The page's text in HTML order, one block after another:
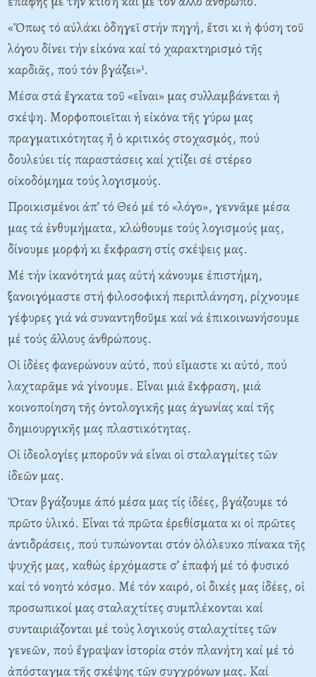
«Ὅπως τό αὐλάκι ὁδηγεῖ στήν πηγή, ἔτσι κι ἡ φύση τοῦ
λόγου δίνει τήν εἰκόνα καί τό χαρακτηρισμό τῆς
καρδιᾶς, πού τόν βγάζει»1.
Μέσα στά ἔγκατα τοῦ «εἶναι» μας συλλαμβάνεται ἡ
σκέψη. Μορφοποιεῖται ἡ εἰκόνα τῆς γύρω μας
πραγματικότητας ἤ ὁ κριτικός στοχασμός, πού
δουλεύει τίς παραστάσεις καί χτίζει σέ στέρεο
οἰκοδόμημα τούς λογισμούς.
Προικισμένοι ἀπ’ τό Θεό μέ τό «λόγο», γεννᾶμε μέσα
μας τά ἐνθυμήματα, κλώθουμε τούς λογισμούς μας,
δίνουμε μορφή κι ἔκφραση στίς σκέψεις μας.
Μέ τήν ἱκανότητά μας αὐτή κάνουμε ἐπιστήμη,
ξανοιγόμαστε στή φιλοσοφική περιπλάνηση, ρίχνουμε
γέφυρες γιά νά συναντηθοῦμε καί νά ἐπικοινωνήσουμε
μέ τούς ἄλλους ἀνθρώπους.
Οἱ ἰδέες φανερώνουν αὐτό, πού εἴμαστε κι αὐτό, πού
λαχταρᾶμε νά γίνουμε. Εἶναι μιά ἔκφραση, μιά
κοινοποίηση τῆς ὀντολογικῆς μας ἀγωνίας καί τῆς
δημιουργικῆς μας πλαστικότητας.
Οἱ ἰδεολογίες μποροῦν νά εἶναι οἱ σταλαγμίτες τῶν
ἰδεῶν μας.
Ὅταν βγάζουμε ἀπό μέσα μας τίς ἰδέες, βγάζουμε τό
πρῶτο ὑλικό. Εἶναι τά πρῶτα ἐρεθίσματα κι οἱ πρῶτες
ἀντιδράσεις, πού τυπώνονται στόν ὁλόλευκο πίνακα τῆς
ψυχῆς μας, καθώς ἐρχόμαστε σ’ ἐπαφή μέ τό φυσικό
καί τό νοητό κόσμο. Μέ τόν καιρό, οἱ δικές μας ἰδέες, οἱ
προσωπικοί μας σταλαχτίτες συμπλέκονται καί
συνταιριάζονται μέ τούς λογικούς σταλαχτίτες τῶν
γενεῶν, πού ἔγραψαν ἱστορία στόν πλανήτη καί μέ τό
ἀπόσταγμα τῆς σκέψης τῶν συγχρόνων μας. Καί